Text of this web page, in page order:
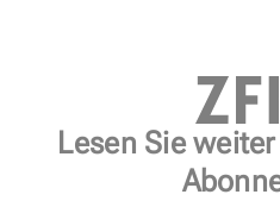
Lesen Sie